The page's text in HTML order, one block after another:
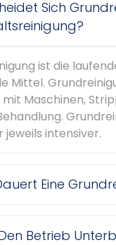
Sich
ist die
Mittel.
Maschinen,
intensiver.
Eine
Betrieb